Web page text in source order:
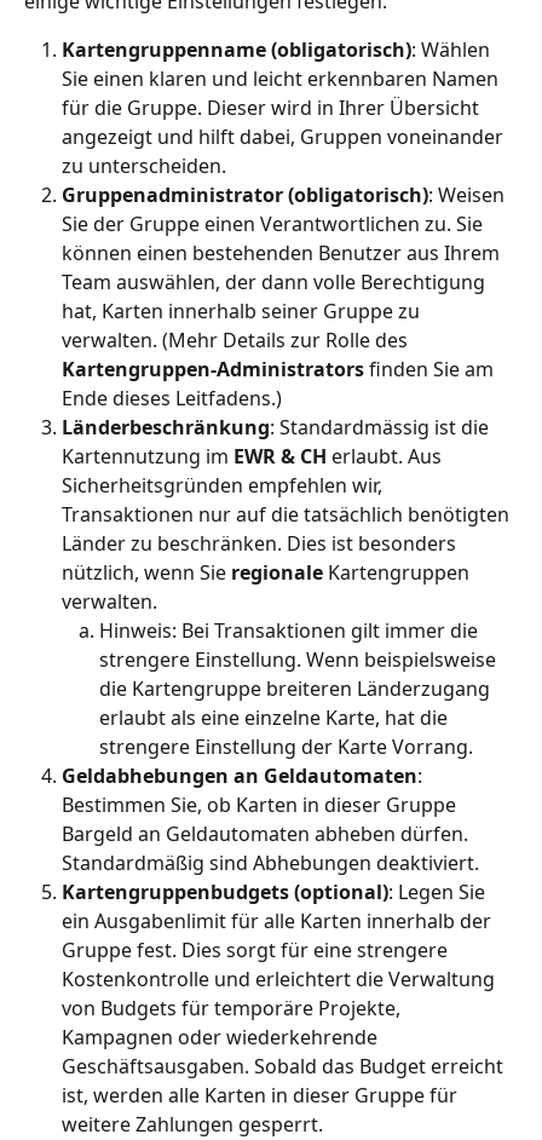
Kartengruppenname (obligatorisch): Wählen
Sie einen klaren und leicht erkennbaren Namen
für die Gruppe. Dieser wird in Ihrer Übersicht
angezeigt und hilft dabei, Gruppen voneinander
zu unterscheiden.
Gruppenadministrator (obligatorisch): Weisen
Sie der Gruppe einen Verantwortlichen zu. Sie
können einen bestehenden Benutzer aus Ihrem
Team auswählen, der dann volle Berechtigung
hat, Karten innerhalb seiner Gruppe zu
verwalten. (Mehr Details zur Rolle des
Kartengruppen-Administrators finden Sie am
Ende dieses Leitfadens.)
Länderbeschränkung: Standardmässig ist die
Kartennutzung im EWR & CH erlaubt. Aus
Sicherheitsgründen empfehlen wir,
Transaktionen nur auf die tatsächlich benötigten
Länder zu beschränken. Dies ist besonders
nützlich, wenn Sie regionale Kartengruppen
verwalten.
Hinweis: Bei Transaktionen gilt immer die
strengere Einstellung. Wenn beispielsweise
die Kartengruppe breiteren Länderzugang
erlaubt als eine einzelne Karte, hat die
strengere Einstellung der Karte Vorrang.
Geldabhebungen an Geldautomaten:
Bestimmen Sie, ob Karten in dieser Gruppe
Bargeld an Geldautomaten abheben dürfen.
Standardmäßig sind Abhebungen deaktiviert.
Kartengruppenbudgets (optional): Legen Sie
ein Ausgabenlimit für alle Karten innerhalb der
Gruppe fest. Dies sorgt für eine strengere
Kostenkontrolle und erleichtert die Verwaltung
von Budgets für temporäre Projekte,
Kampagnen oder wiederkehrende
Geschäftsausgaben. Sobald das Budget erreicht
ist, werden alle Karten in dieser Gruppe für
weitere Zahlungen gesperrt.